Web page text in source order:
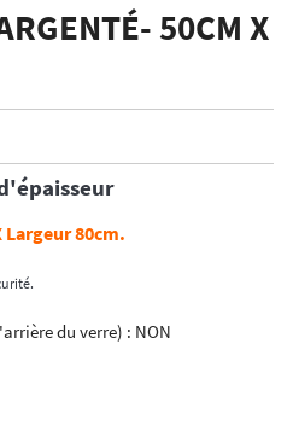
50CM X
Largeur 80cm.
du verre) : NON